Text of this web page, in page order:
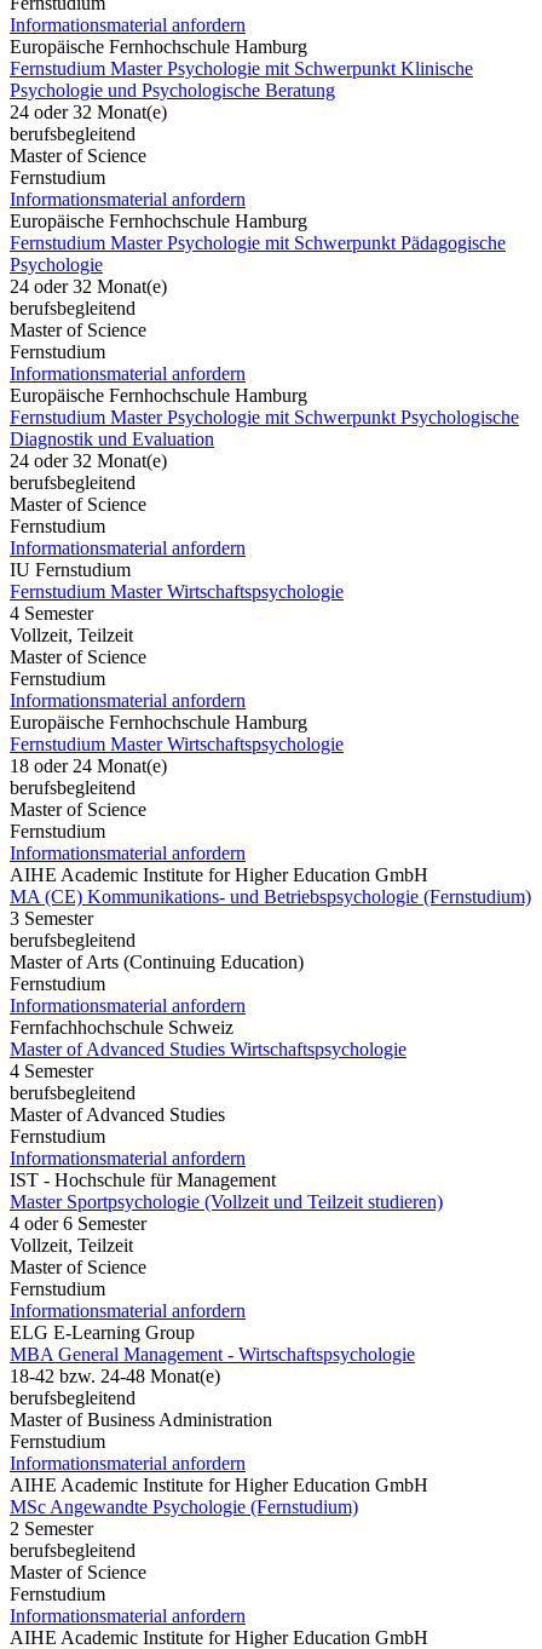
Informationsmaterial anfordern
Europäische Fernhochschule Hamburg
Fernstudium Master Psychologie mit Schwerpunkt Klinische
Psychologie und Psychologische Beratung
24 oder 32 Monat(e)
berufsbegleitend
Master of Science
Fernstudium
Informationsmaterial anfordern
Europäische Fernhochschule Hamburg
Fernstudium Master Psychologie mit Schwerpunkt Pädagogische
Psychologie
24 oder 32 Monat(e)
berufsbegleitend
Master of Science
Fernstudium
Informationsmaterial anfordern
Europäische Fernhochschule Hamburg
Fernstudium Master Psychologie mit Schwerpunkt Psychologische
Diagnostik und Evaluation
24 oder 32 Monat(e)
berufsbegleitend
Master of Science
Fernstudium
Informationsmaterial anfordern
IU Fernstudium
Fernstudium Master Wirtschaftspsychologie
4 Semester
Vollzeit, Teilzeit
Master of Science
Fernstudium
Informationsmaterial anfordern
Europäische Fernhochschule Hamburg
Fernstudium Master Wirtschaftspsychologie
18 oder 24 Monat(e)
berufsbegleitend
Master of Science
Fernstudium
Informationsmaterial anfordern
AIHE Academic Institute for Higher Education GmbH
MA (CE) Kommunikations- und Betriebspsychologie (Fernstudium)
3 Semester
berufsbegleitend
Master of Arts (Continuing Education)
Fernstudium
Informationsmaterial anfordern
Fernfachhochschule Schweiz
Master of Advanced Studies Wirtschaftspsychologie
4 Semester
berufsbegleitend
Master of Advanced Studies
Fernstudium
Informationsmaterial anfordern
IST - Hochschule für Management
Master Sportpsychologie (Vollzeit und Teilzeit studieren)
4 oder 6 Semester
Vollzeit, Teilzeit
Master of Science
Fernstudium
Informationsmaterial anfordern
ELG E-Learning Group
MBA General Management - Wirtschaftspsychologie
18-42 bzw. 24-48 Monat(e)
berufsbegleitend
Master of Business Administration
Fernstudium
Informationsmaterial anfordern
AIHE Academic Institute for Higher Education GmbH
MSc Angewandte Psychologie (Fernstudium)
2 Semester
berufsbegleitend
Master of Science
Fernstudium
Informationsmaterial anfordern
AIHE Academic Institute for Higher Education GmbH